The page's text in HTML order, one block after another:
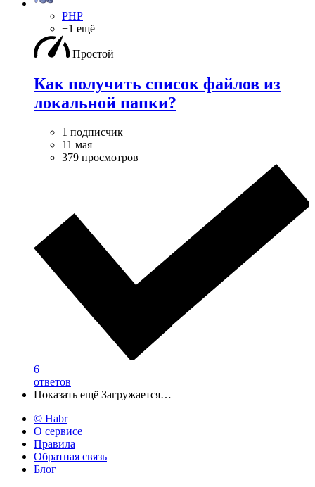
PHP
+1 ещё
Простой
Как получить список файлов из
локальной папки?
1 подписчик
11 мая
379 просмотров
6
ответов
Показать ещё Загружается…
© Habr
О сервисе
Правила
Обратная связь
Блог